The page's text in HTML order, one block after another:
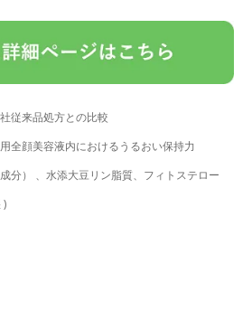
従来品処方との比較
全顔美容液内におけるうるおい保持力
分） 、水添大豆リン脂質、フィトステロー
)